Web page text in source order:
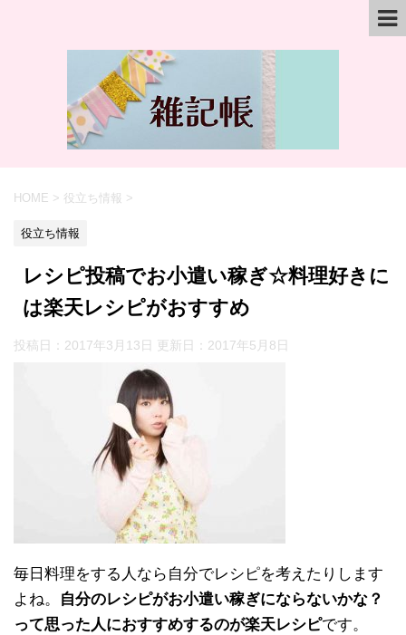
HOME > 役立ち情報 >
役立ち情報
レシピ投稿でお小遣い稼ぎ☆料理好きに
は楽天レシピがおすすめ
投稿日：2017年3月13日 更新日： 2017年5月8日
毎日料理をする人なら自分でレシピを考えたりします
よね。
自分のレシピがお小遣い稼ぎにならないかな？
って思った人におすすめするのが楽天レシピです。